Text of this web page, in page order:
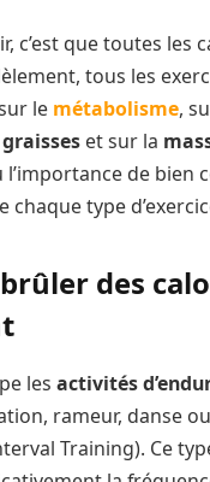
c’est que toutes les
tous les
le métabolisme,
et sur la
l’importance de bien
chaque type
des
les activités
rameur, danse
Training). Ce